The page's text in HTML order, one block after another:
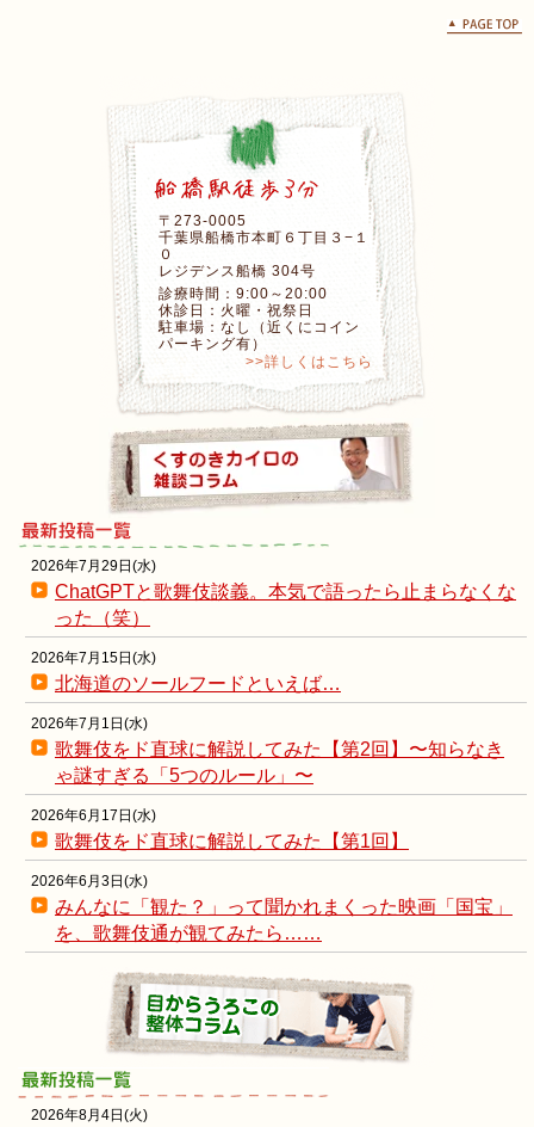
〒273-0005
千葉県船橋市本町６丁目３−１
０
レジデンス船橋 304号
診療時間：9:00～20:00
休診日：火曜・祝祭日
駐車場：なし（近くにコイン
パーキング有）
>>詳しくはこちら
2026年7月29日(水)
ChatGPTと歌舞伎談義。本気で語ったら止まらなくな
った（笑）
2026年7月15日(水)
北海道のソールフードといえば…
2026年7月1日(水)
歌舞伎をド直球に解説してみた【第2回】〜知らなき
ゃ謎すぎる「5つのルール」〜
2026年6月17日(水)
歌舞伎をド直球に解説してみた【第1回】
2026年6月3日(水)
みんなに「観た？」って聞かれまくった映画「国宝」
を、歌舞伎通が観てみたら……
2026年8月4日(火)